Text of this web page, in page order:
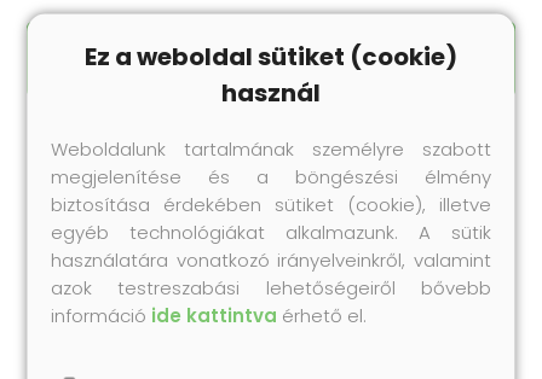
ÉRTÉKELÉS ÍRÁSA
Legnépszerűbb
termékeink
Próbáld ki te is korábbi vásárlóink kedvenc
Collonil termékeit!
Ez a weboldal sütiket (cookie)
használ
Weboldalunk tartalmának személyre szabott
megjelenítése és a böngészési élmény
biztosítása érdekében sütiket (cookie), illetve
egyéb technológiákat alkalmazunk. A sütik
használatára vonatkozó irányelveinkről, valamint
azok testreszabási lehetőségeiről bővebb
információ ide kattintva érhető el.